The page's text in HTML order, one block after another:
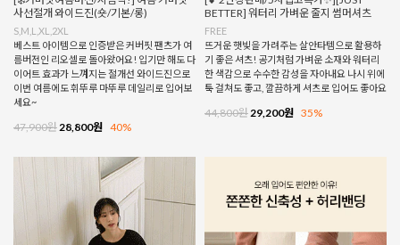
사선절개 와이드진(숏/기본/롱)
S,M,L,XL,2XL
베스트 아이템으로 인증받은 커버핏 팬츠가 여
름버전인 리오셀로 돌아왔어요! 입기만 해도 다
이어트 효과가 느껴지는 절개선 와이드진으로
이번 여름에도 휘뚜루 마뚜루 데일리로 입어보
세요~
47,900원 28,800원 40%
BETTER] 워터리 가벼운 줄지 썸머셔츠
FREE
뜨거운 햇빛을 가려주는 살안타템으로 활용하
기 좋은 셔츠! 공기처럼 가벼운 소재와 워터리
한 색감으로 수수한 감성을 자아내요 나시 위에
툭 걸쳐도 좋고, 깔끔하게 셔츠로 입어도 좋아요
44,800원 29,200원 35%